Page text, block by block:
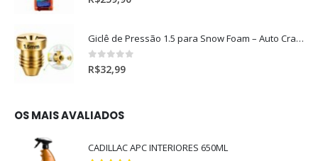
Giclê de Pressão 1.5 para Snow Foam – Auto Crazy
0out of 5
R$32,99
OS MAIS AVALIADOS
CADILLAC APC INTERIORES 650ML